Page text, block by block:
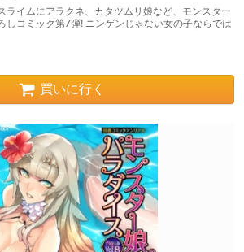
ライムにアラクネ、カタツムリ娘など、モンスター
しコミック第7弾! ニンゲンじゃない女の子ならでは
買いに行く